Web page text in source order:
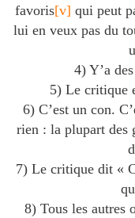
favoris[v] qui peut
lui en veux pas du
4) Y’a
5) Le critique
6) C’est un con.
rien : la plupart des
7) Le critique dit «
8) Tous les autres